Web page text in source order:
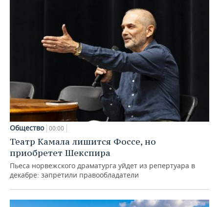
Общество 00:00
Театр Камала лишится Фоссе, но
приобретет Шекспира
Пьеса норвежского драматурга уйдет из репертуара в
декабре: запретили правообладатели